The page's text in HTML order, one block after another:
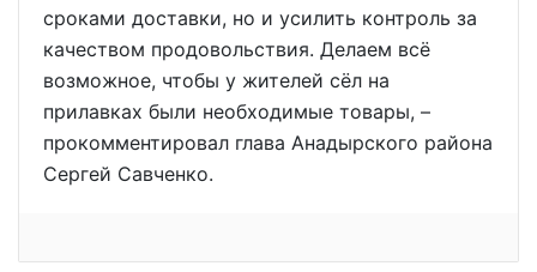
сроками доставки, но и усилить контроль за
качеством продовольствия. Делаем всё
возможное, чтобы у жителей сёл на
прилавках были необходимые товары, –
прокомментировал глава Анадырского района
Сергей Савченко.